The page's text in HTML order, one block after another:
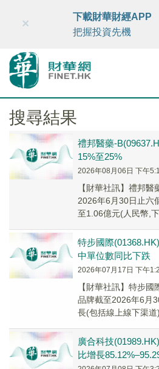
財華智庫網 FINTV
×
下載財華財經APP
把握投資先機
搜尋結果
禮邦醫藥-
15%至25%
2026年08月06日 下午
【財華社訊】禮邦
2026年6月30日止六
至1.06億元(人民幣,
特步國際
中單位數同比下跌
2026年07月17日 下午
【財華社訊】特步
品牌截至2026年6月
長(包括線上線下渠道
廣合科技
比增長